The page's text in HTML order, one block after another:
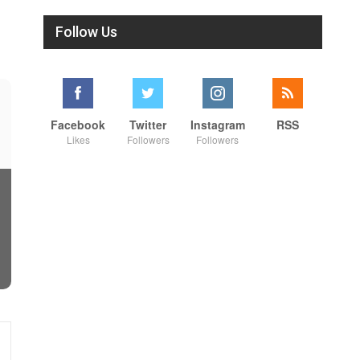
Follow Us
Facebook
Likes
Twitter
Followers
Instagram
Followers
RSS